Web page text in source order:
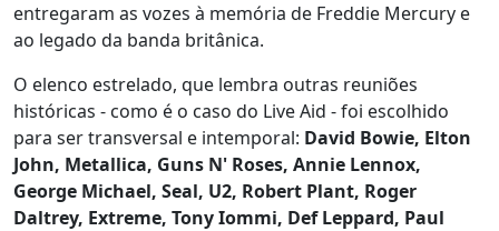
entregaram as vozes à memória de Freddie Mercury e
ao legado da banda britânica.
O elenco estrelado, que lembra outras reuniões
históricas - como é o caso do Live Aid - foi escolhido
para ser transversal e intemporal: David Bowie, Elton
John, Metallica, Guns N' Roses, Annie Lennox,
George Michael, Seal, U2, Robert Plant, Roger
Daltrey, Extreme, Tony Iommi, Def Leppard, Paul